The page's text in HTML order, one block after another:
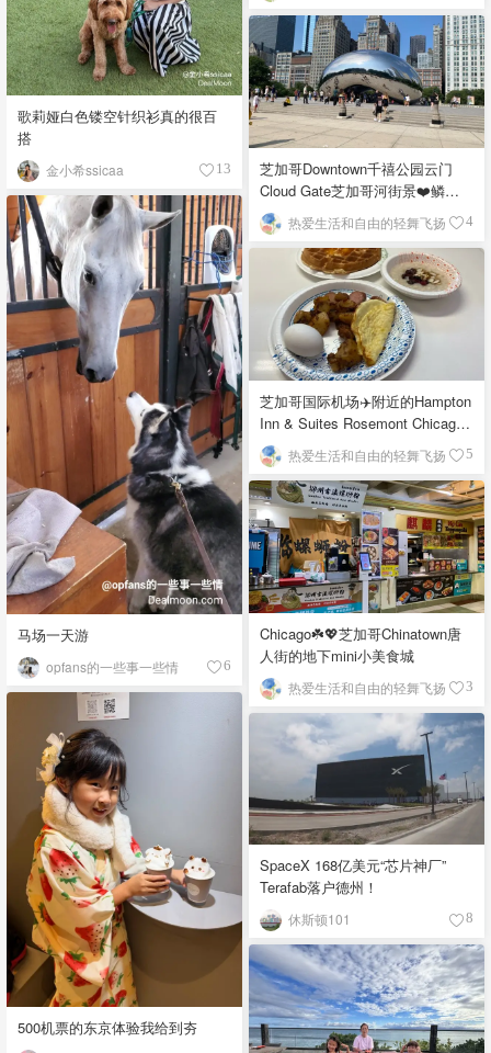
歌莉娅白色镂空针织衫真的很百
搭
金小希ssicaa 13
芝加哥Downtown千禧公园云门
Cloud Gate芝加哥河街景❤️鳞次
栉比的高楼
热爱生活和自由的轻舞飞扬 4
马场一天游
opfans的一些事一些情 6
芝加哥国际机场✈️附近的Hampton
Inn & Suites Rosemont Chicago
O'Hare自助早餐
热爱生活和自由的轻舞飞扬 5
Chicago☘️💖芝加哥Chinatown唐
人街的地下mini小美食城
热爱生活和自由的轻舞飞扬 3
500机票的东京体验我给到夯
SpaceX 168亿美元“芯片神厂”
Terafab落户德州！
休斯顿101 8